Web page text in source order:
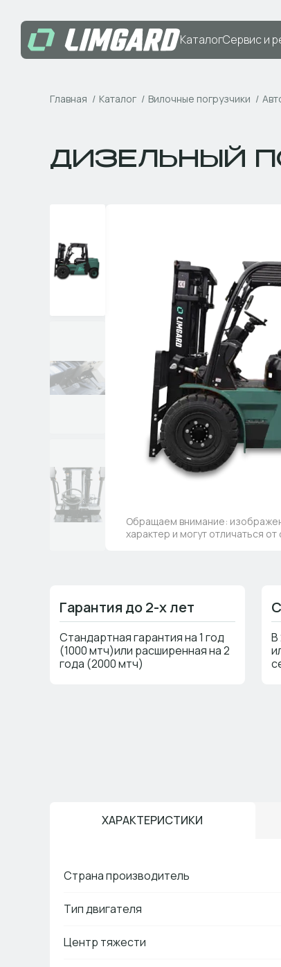
КаталогСервис и
Главная Каталог Вилочные погрузчики
ДИЗЕЛЬНЫЙ
Обращаем внимание:
характер и могут отличаться
Гарантия до 2-х лет
Стандартная гарантия на 1 год
(1000 мтч)или расширенная на 2
года (2000 мтч)
В
ХАРАКТЕРИСТИКИ
Страна производитель
Тип двигателя
Центр тяжести